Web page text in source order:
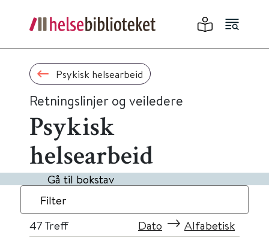
Psykisk helsearbeid
Retningslinjer og veiledere
Psykisk
helsearbeid
Gå til bokstav
Filter
47Treff Dato Alfabetisk